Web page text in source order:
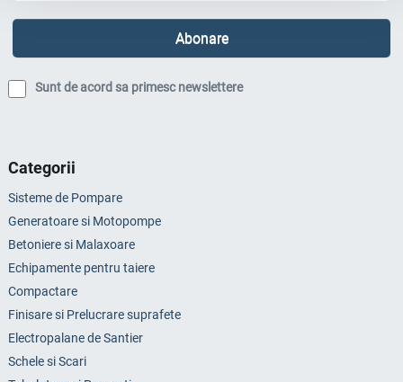
Sunt de acord sa primesc newslettere
Categorii
Sisteme de Pompare
Generatoare si Motopompe
Betoniere si Malaxoare
Echipamente pentru taiere
Compactare
Finisare si Prelucrare suprafete
Electropalane de Santier
Schele si Scari